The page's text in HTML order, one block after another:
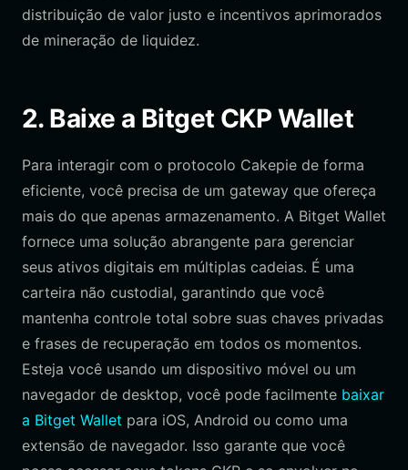
distribuição de valor justo e incentivos aprimorados
de mineração de liquidez.
2. Baixe a Bitget CKP Wallet
Para interagir com o protocolo Cakepie de forma
eficiente, você precisa de um gateway que ofereça
mais do que apenas armazenamento. A Bitget Wallet
fornece uma solução abrangente para gerenciar
seus ativos digitais em múltiplas cadeias. É uma
carteira não custodial, garantindo que você
mantenha controle total sobre suas chaves privadas
e frases de recuperação em todos os momentos.
Esteja você usando um dispositivo móvel ou um
navegador de desktop, você pode facilmente baixar
a Bitget Wallet para iOS, Android ou como uma
extensão de navegador. Isso garante que você